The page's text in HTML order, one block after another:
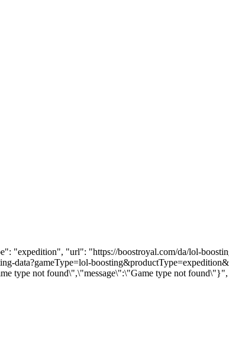
"expedition", "url": "https://boostroyal.com/da/lol-
data?gameType=lol-
type not found\",\"message\":\"Game type not